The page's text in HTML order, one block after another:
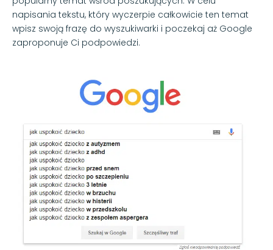
napisania tekstu, który wyczerpie całkowicie ten temat
wpisz swoją frazę do wyszukiwarki i poczekaj aż Google
zaproponuje Ci podpowiedzi.